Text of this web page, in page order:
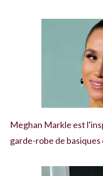
Meghan Markle est
garde-robe de